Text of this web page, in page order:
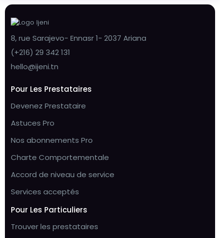
8, rue Sarajevo- Ennasr 1- 2037 Ariana
(+216) 29 342 131
hello@ijeni.tn
Pour Les Prestataires
Devenez Prestataire
Astuces Pro
Nos abonnements Pro
Charte Comportementale
Accord de niveau de service
Services acceptés
Pour Les Particuliers
Trouver les prestataires